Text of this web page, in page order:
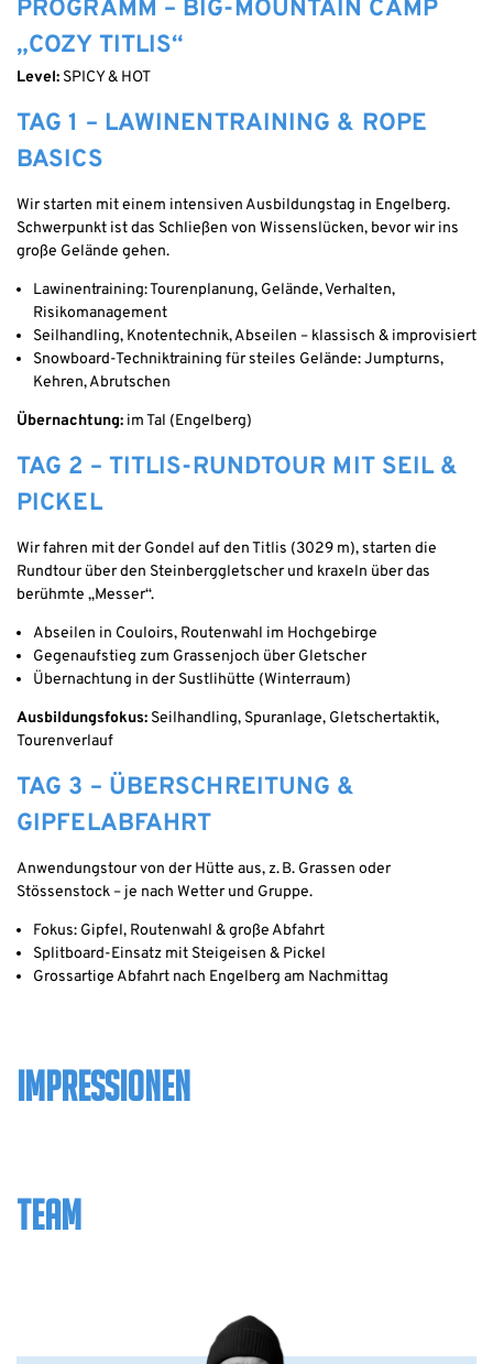
PROGRAMM – BIG-MOUNTAIN CAMP
„COZY TITLIS“
Level: SPICY & HOT
TAG 1 – LAWINENTRAINING & ROPE
BASICS
Wir starten mit einem intensiven Ausbildungstag in Engelberg.
Schwerpunkt ist das Schließen von Wissenslücken, bevor wir ins
große Gelände gehen.
Lawinentraining: Tourenplanung, Gelände, Verhalten,
Risikomanagement
Seilhandling, Knotentechnik, Abseilen – klassisch & improvisiert
Snowboard-Techniktraining für steiles Gelände: Jumpturns,
Kehren, Abrutschen
Übernachtung: im Tal (Engelberg)
TAG 2 – TITLIS-RUNDTOUR MIT SEIL &
PICKEL
Wir fahren mit der Gondel auf den Titlis (3029 m), starten die
Rundtour über den Steinberggletscher und kraxeln über das
berühmte „Messer“.
Abseilen in Couloirs, Routenwahl im Hochgebirge
Gegenaufstieg zum Grassenjoch über Gletscher
Übernachtung in der Sustlihütte (Winterraum)
Ausbildungsfokus: Seilhandling, Spuranlage, Gletschertaktik,
Tourenverlauf
TAG 3 – ÜBERSCHREITUNG &
GIPFELABFAHRT
Anwendungstour von der Hütte aus, z. B. Grassen oder
Stössenstock – je nach Wetter und Gruppe.
Fokus: Gipfel, Routenwahl & große Abfahrt
Splitboard-Einsatz mit Steigeisen & Pickel
Grossartige Abfahrt nach Engelberg am Nachmittag
IMPRESSIONEN
TEAM